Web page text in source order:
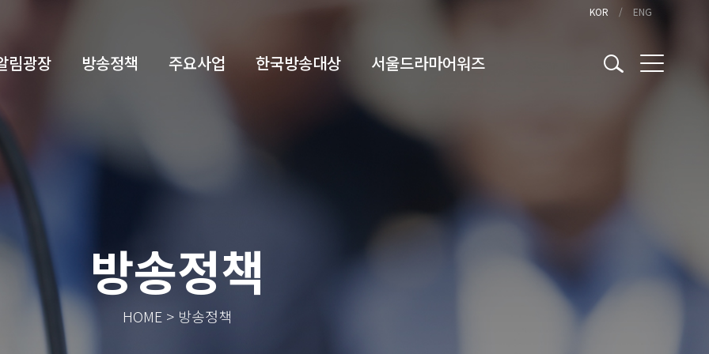
KOR ENG
림광장 방송정책 주요사업 한국방송대상 서울드라마어워즈
방송정책
HOME > 방송정책